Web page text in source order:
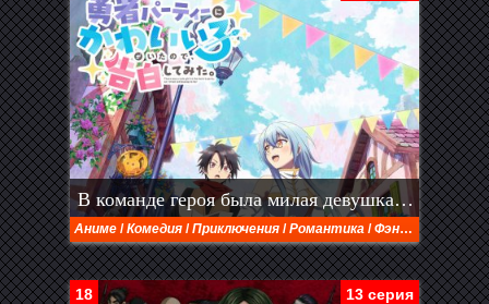
В команде героя была милая девушка, так что я признался ей (2026)
Аниме /Комедия /Приключения /Романтика /Фэнтези
13 серия
18